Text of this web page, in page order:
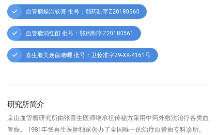
血管瘤燥湿软膏 批号：鄂药制字Z20180560
血管瘤消红酊 批号：鄂药制字Z20180561
喜生脸美焕颜啫喱 批号：卫妆准字29-XK-4161号
研究所简介
京山血管瘤研究所由张喜生医师继承祖传秘方采用中药外敷法治疗各类血
管瘤。 1981年张喜生医师独家创办了全国唯一的治疗血管瘤专科诊所。